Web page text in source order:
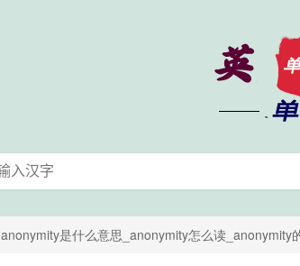
anonymity是什么意思_anonymity怎么读_anonymity